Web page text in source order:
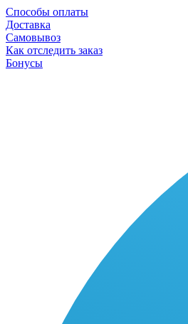
Способы оплаты
Доставка
Самовывоз
Как отследить заказ
Бонусы